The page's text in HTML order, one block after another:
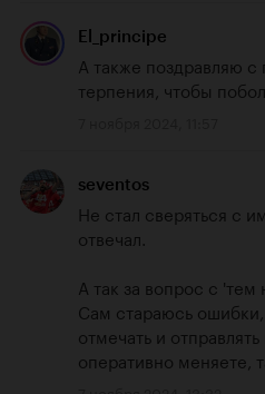
El_principe
А также поздравляю
терпения, чтобы
seventos
Не стал сверяться с
отвечал.
А так за вопрос с
Сам стараюсь
отмечать и
оперативно меняете,